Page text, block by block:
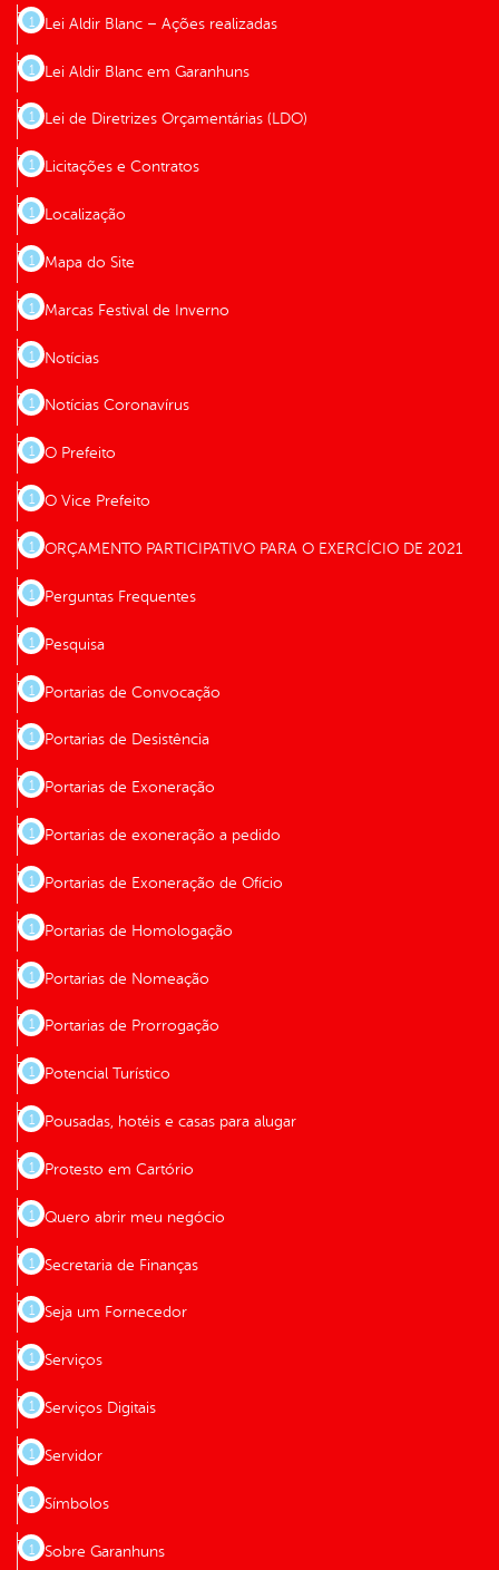
Lei Aldir Blanc – Ações realizadas
Lei Aldir Blanc em Garanhuns
Lei de Diretrizes Orçamentárias (LDO)
Licitações e Contratos
Localização
Mapa do Site
Marcas Festival de Inverno
Notícias
Notícias Coronavírus
O Prefeito
O Vice Prefeito
ORÇAMENTO PARTICIPATIVO PARA O EXERCÍCIO DE 2021
Perguntas Frequentes
Pesquisa
Portarias de Convocação
Portarias de Desistência
Portarias de Exoneração
Portarias de exoneração a pedido
Portarias de Exoneração de Ofício
Portarias de Homologação
Portarias de Nomeação
Portarias de Prorrogação
Potencial Turístico
Pousadas, hotéis e casas para alugar
Protesto em Cartório
Quero abrir meu negócio
Secretaria de Finanças
Seja um Fornecedor
Serviços
Serviços Digitais
Servidor
Símbolos
Sobre Garanhuns